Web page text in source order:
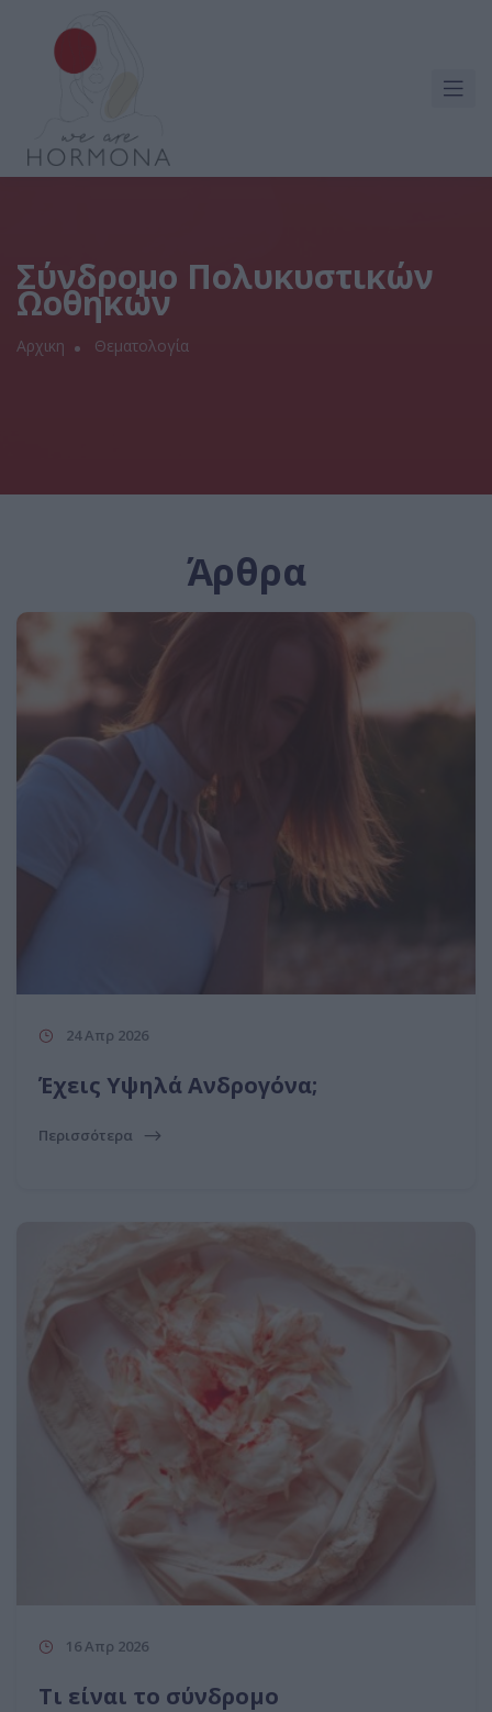
Σύνδρομο Πολυκυστικών
Ωοθηκών
Αρχικη Θεματολογία
Άρθρα
24 Απρ 2026
Έχεις Υψηλά Ανδρογόνα;
Περισσότερα
16 Απρ 2026
Tι είναι το σύνδρομο